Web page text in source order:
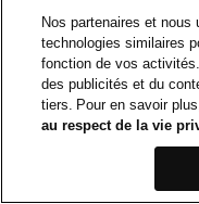
Nos partenaires et
technologies similaires
fonction de vos
des publicités et du
tiers. Pour en savoir
au respect de la vie